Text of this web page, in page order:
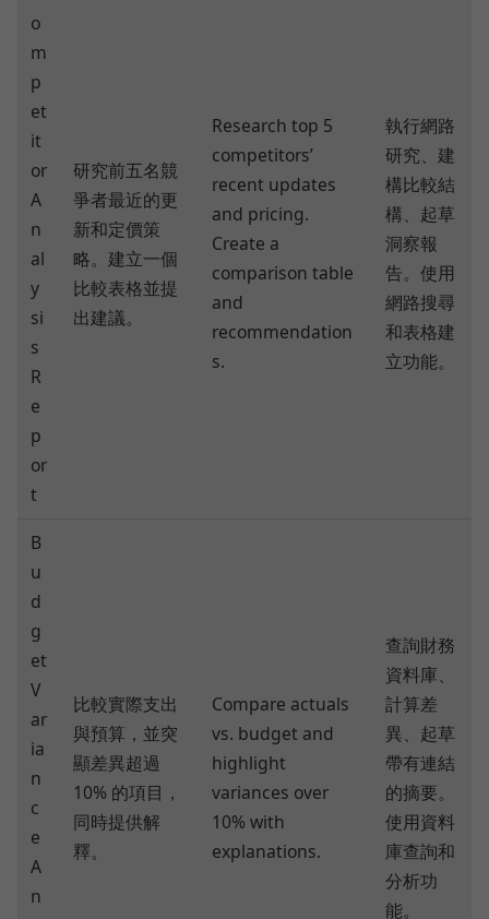
o
m
p
et
it
or
A
n
al
y
si
s
R
e
p
or
t
研究前五名競
爭者最近的更
新和定價策
略。建立一個
比較表格並提
出建議。
Research top 5
competitors’
recent updates
and pricing.
Create a
comparison table
and
recommendation
s.
執行網路
研究、建
構比較結
構、起草
洞察報
告。使用
網路搜尋
和表格建
立功能。
B
u
d
g
et
V
ar
ia
n
c
e
A
n
比較實際支出
與預算，並突
顯差異超過
10% 的項目，
同時提供解
釋。
Compare actuals
vs. budget and
highlight
variances over
10% with
explanations.
查詢財務
資料庫、
計算差
異、起草
帶有連結
的摘要。
使用資料
庫查詢和
分析功
能。